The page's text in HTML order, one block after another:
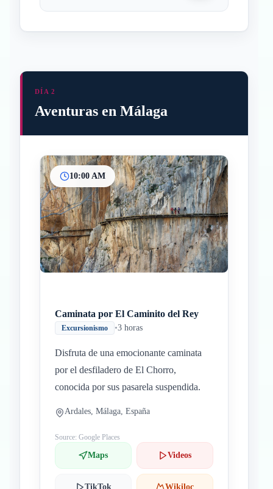
InicioParadas intermedias
Final
DÍA 2
Aventuras en Málaga
10:00 AM
Caminata por El Caminito del Rey
Excursionismo •3 horas
Disfruta de una emocionante caminata
por el desfiladero de El Chorro,
conocida por sus pasarela suspendida.
Ardales, Málaga, España
Source: Google Places
Maps Videos
TikTok Wikiloc